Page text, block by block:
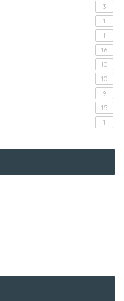
3
1
1
16
10
10
9
15
1